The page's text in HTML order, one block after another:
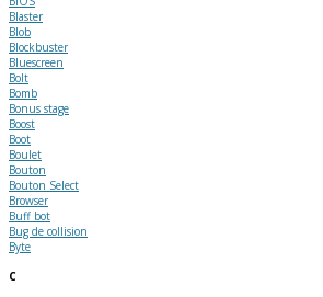
Blaster
Blob
Blockbuster
Bluescreen
Bolt
Bomb
Bonus stage
Boost
Boot
Boulet
Bouton
Bouton Select
Browser
Buff bot
Bug de collision
Byte
C